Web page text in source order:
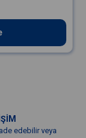
edebilir veya